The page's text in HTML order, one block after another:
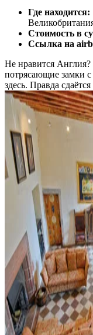
Где находится:
Стоимость в
Ссылка на
Не нравится
потрясающие замки
здесь. Правда